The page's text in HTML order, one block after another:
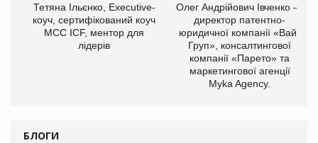
Тетяна Ільєнко, Executive-
коуч, сертифікований коуч
МСС ICF, ментор для
лідерів
Олег Андрійович Івченко —
директор патентно-
юридичної компанії «Вайз
Груп», консалтингової
компанії «Парето» та
маркетингової агенції
Myka Agency.
БЛОГИ